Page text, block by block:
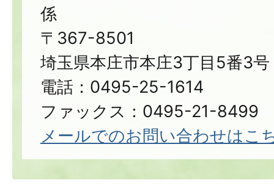
係
〒367-8501
埼玉県本庄市本庄3丁目5番3号
電話：0495-25-1614
ファックス：0495-21-8499
メールでのお問い合わせはこ